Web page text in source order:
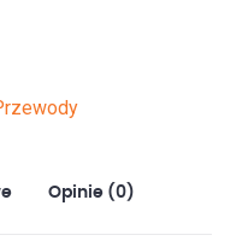
Opinie (0)